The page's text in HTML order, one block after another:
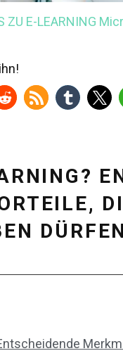
ZU E-LEARNING
DÜRFEN